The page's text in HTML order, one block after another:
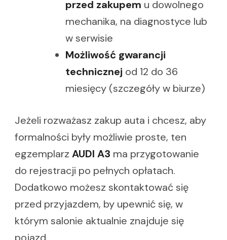
przed zakupem u dowolnego
mechanika, na diagnostyce lub
w serwisie
Możliwość gwarancji
technicznej od 12 do 36
miesięcy (szczegóły w biurze)
Jeżeli rozważasz zakup auta i chcesz, aby
formalności były możliwie proste, ten
egzemplarz AUDI A3 ma przygotowanie
do rejestracji po pełnych opłatach.
Dodatkowo możesz skontaktować się
przed przyjazdem, by upewnić się, w
którym salonie aktualnie znajduje się